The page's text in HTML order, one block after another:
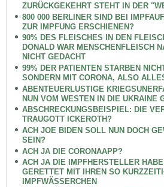
ZURÜCKGEKEHRT STEHT IN DER
800 000 BERLINER SIND BEI
ZUR IMPFUNG ERSCHIENEN?
90% DES FLEISCHES IN DEN
DONALD WAR MENSCHENFLEISCH
NICHT GEDACHT
99% DER PATIENTEN STARBEN
SONDERN MIT CORONA, ALSO
ABENTEUERLUSTIGE
NUN VOM WESTEN IN DIE UKRAINE
ABSCHRECKUNGSBEISPIEL: DIE
TRAUGOTT ICKEROTH?
ACH JOE BIDEN SOLL NUN DOCH
SEIN?
ACH JA DIE CORONAAPP?
ACH JA DIE IMPFHERSTELLER
GERETTET MIT IHREN SO
IMPFWÄSSERCHEN